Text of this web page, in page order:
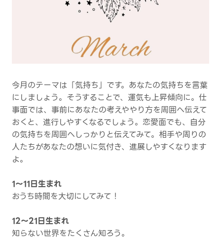
今月のテーマは「気持ち」です。あなたの気持ちを言葉
にしましょう。そうすることで、運気も上昇傾向に。仕
事面では、事前にあなたの考えややり方を周囲へ伝えて
おくと、進行しやすくなるでしょう。恋愛面でも、自分
の気持ちを周囲へしっかりと伝えてみて。相手や周りの
人たちがあなたの想いに気付き、進展しやすくなります
よ。
1～11日生まれ
おうち時間を大切にしてみて！
12～21日生まれ
知らない世界をたくさん知ろう。